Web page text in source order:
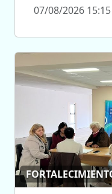
07/08/2026 15:15